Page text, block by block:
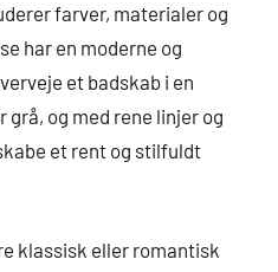
farver, materialer og
har en moderne og
et badskab i en
og med rene linjer og
et rent og stilfuldt
klassisk eller romantisk